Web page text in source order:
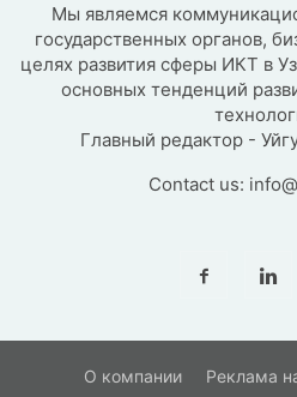
Мы являемся
государственных органов,
целях развития сферы ИКТ в
основных тенденций
Главный редактор -
Contact us:
О компании Реклама